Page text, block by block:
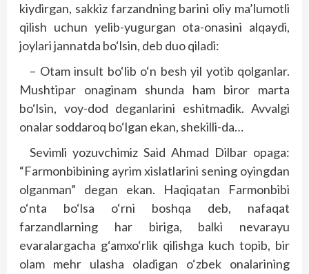
kiydirgan, sakkiz farzandning barini oliy ma’lumotli
qilish uchun yelib-yugurgan ota-onasini alqaydi,
joylari jannatda bo‘lsin, deb duo qiladi:
– Otam insult bo‘lib o‘n besh yil yotib qolganlar.
Mushtipar onaginam shunda ham biror marta
bo‘lsin, voy-dod deganlarini eshitmadik. Avvalgi
onalar soddaroq bo‘lgan ekan, shekilli-da…
Sevimli yozuvchimiz Said Ahmad Dilbar opaga:
“Farmonbibining ayrim xislatlarini sening oyingdan
olganman” degan ekan. Haqiqatan Farmonbibi
o‘nta bo‘lsa o‘rni boshqa deb, nafaqat
farzandlarning har biriga, balki nevarayu
evaralargacha g‘amxo‘rlik qilishga kuch topib, bir
olam mehr ulasha oladigan o‘zbek onalarining